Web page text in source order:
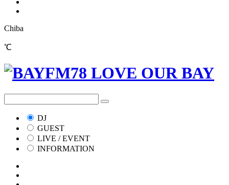
Chiba
℃
DJ
GUEST
LIVE / EVENT
INFORMATION